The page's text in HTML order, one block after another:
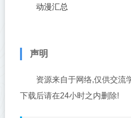
动漫汇总
声明
资源来自于网络,仅供交流
下载后请在24小时之内删除!